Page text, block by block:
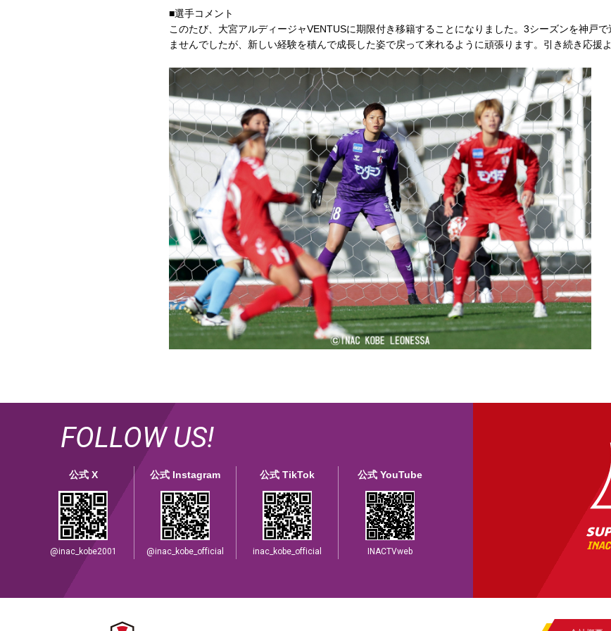
■選手コメント
このたび、大宮アルディージャVENTUSに期限付き移籍することになりました。3シーズンを神戸
ませんでしたが、新しい経験を積んで成長した姿で戻って来れるように頑張ります。引き続き応援
FOLLOW US!
公式 X
@inac_kobe2001
公式 Instagram
@inac_kobe_official
公式 TikTok
inac_kobe_official
公式 YouTube
INACTVweb